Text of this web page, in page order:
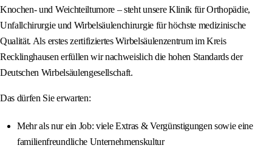
Knochen- und Weichteiltumore – steht unsere Klinik für Orthopädie,
Unfallchirurgie und Wirbelsäulenchirurgie für höchste medizinische
Qualität. Als erstes zertifiziertes Wirbelsäulenzentrum im Kreis
Recklinghausen erfüllen wir nachweislich die hohen Standards der
Deutschen Wirbelsäulengesellschaft.
Das dürfen Sie erwarten:
Mehr als nur ein Job: viele Extras & Vergünstigungen sowie eine
familienfreundliche Unternehmenskultur